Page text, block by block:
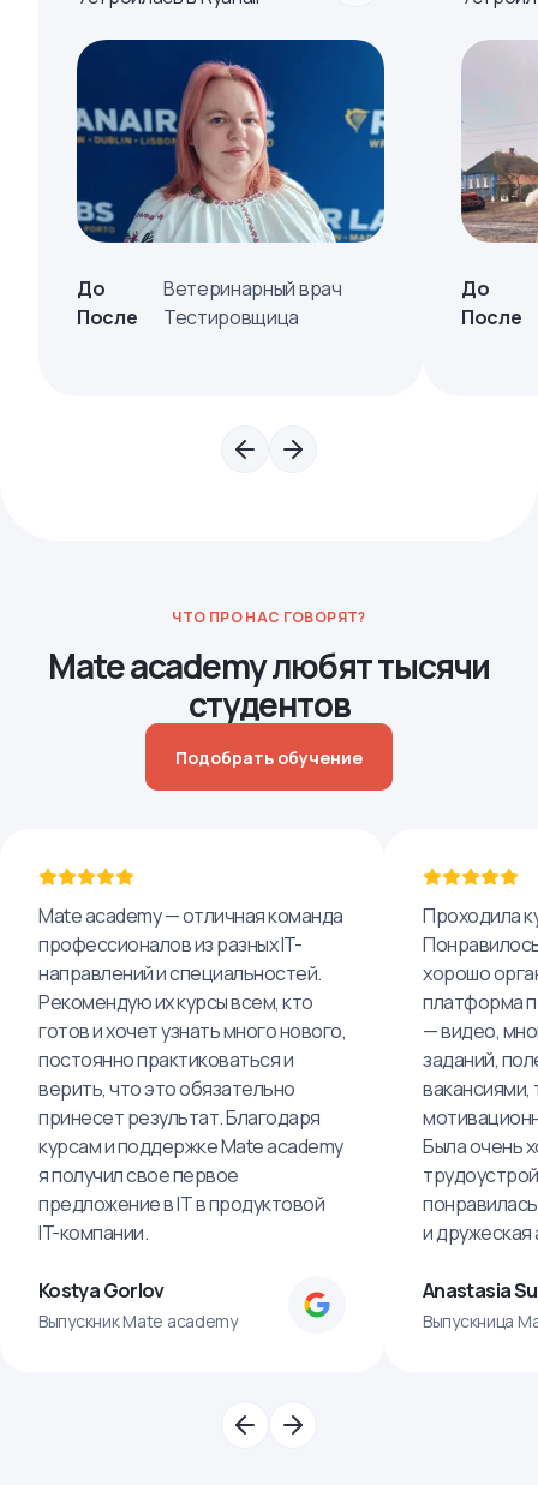
До
Ветеринарный врач
После
Тестировщица
До
После
ЧТО ПРО НАС ГОВОРЯТ?
Mate academy любят тысячи
студентов
Подобрать обучение
Mate academy — отличная команда
профессионалов из разных IT-
направлений и специальностей.
Рекомендую их курсы всем, кто
готов и хочет узнать много нового,
постоянно практиковаться и
верить, что это обязательно
принесет результат. Благодаря
курсам и поддержке Mate academy
я получил свое первое
предложение в IT в продуктовой
IT-компании.
Kostya Gorlov
Выпускник Mate academy
Проходила
хорошо
платформа
— видео,
заданий,
вакансиями,
Была очень
и
Anastasia
Выпускница